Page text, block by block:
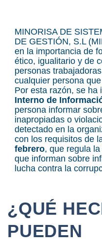
MINORISA DE
DE GESTIÓN, S.L
en la importancia de
ético, igualitario y de
personas
cualquier persona
Por esta razón, se ha
Interno de
persona informar
inapropiadas o
detectado en la
con los requisitos de
febrero, que regula
que informan sobre
lucha contra la
¿QUÉ
PUEDEN